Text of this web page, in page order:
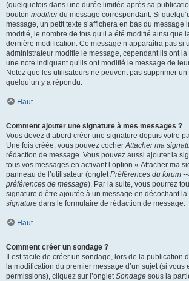
(quelquefois dans une durée limitée après sa
bouton modifierdu message correspondant. Si
message, un petit texte s’affichera en bas du message
modifié, le nombre de fois qu’il a été modifié ainsi que
dernière modification. Ce message n’apparaîtra pas si
administrateur modifie le message, cependant ils ont
une note indiquant qu’ils ont modifié le message de
Notez que les utilisateurs ne peuvent pas supprimer
quelqu’un y a répondu.
Haut
Comment ajouter une signature à mes messages ?
Vous devez d’abord créer une signature depuis votre
Une fois créée, vous pouvez cocherAttacher ma
rédaction de message. Vous pouvez aussi ajouter la
tous vos messages en activant l’option « Attacher ma
panneau de l’utilisateur (ongletPréférences du forum
préférences de message). Par la suite, vous pourrez
signature d’être ajoutée à un message en décochant
signature dans le formulaire de rédaction de message.
Haut
Comment créer un sondage ?
Il est facile de créer un sondage, lors de la publication
la modification du premier message d’un sujet (si vous
permissions), cliquez sur l’ongletSondage sous la